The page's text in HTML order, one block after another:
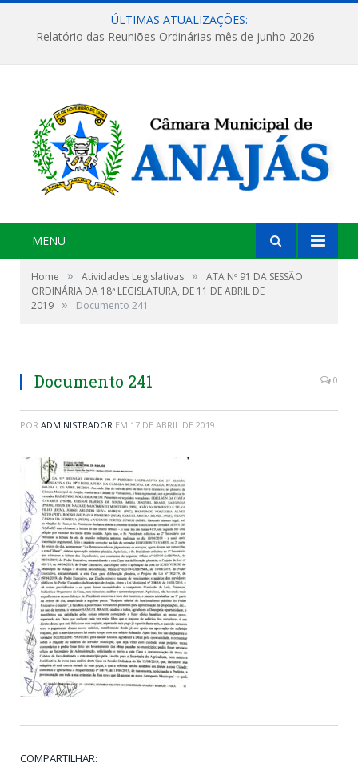
ÚLTIMAS ATUALIZAÇÕES:
Relatório das Reuniões Ordinárias mês de junho 2026
MENU
Home » Atividades Legislativas »
ATA Nº 91 DA SESSÃO
ORDINÁRIA DA 18ª LEGISLATURA, DE 11 DE ABRIL DE
2019 » Documento 241
Documento 241 0
POR ADMINISTRADOR EM 17 DE ABRIL DE 2019
COMPARTILHAR: